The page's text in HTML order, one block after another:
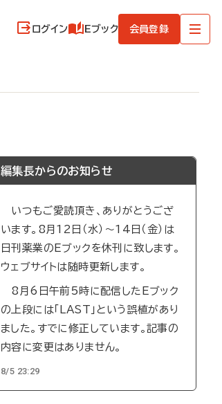
ログイン Eブック 会員登録
編集長からのお知らせ
いつもご愛読頂き、ありがとうござ
います。8月12日（水）～14日（金）は
日刊薬業のEブックを休刊に致します。
ウェブサイトは随時更新します。
8月6日午前5時に配信したEブック
の上段には「LAST」という誤植があり
ました。すでに修正しています。記事の
内容に変更はありません。
8/5 23:29